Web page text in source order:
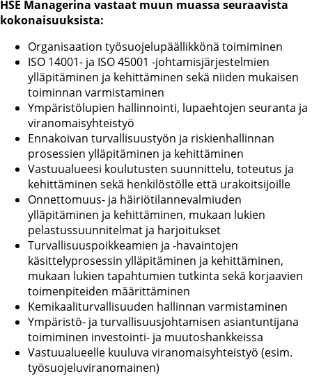
HSE Managerina vastaat muun muassa seuraavista
kokonaisuuksista:
Organisaation työsuojelupäällikkönä toimiminen
ISO 14001- ja ISO 45001 -johtamisjärjestelmien
ylläpitäminen ja kehittäminen sekä niiden mukaisen
toiminnan varmistaminen
Ympäristölupien hallinnointi, lupaehtojen seuranta ja
viranomaisyhteistyö
Ennakoivan turvallisuustyön ja riskienhallinnan
prosessien ylläpitäminen ja kehittäminen
Vastuualueesi koulutusten suunnittelu, toteutus ja
kehittäminen sekä henkilöstölle että urakoitsijoille
Onnettomuus- ja häiriötilannevalmiuden
ylläpitäminen ja kehittäminen, mukaan lukien
pelastussuunnitelmat ja harjoitukset
Turvallisuuspoikkeamien ja -havaintojen
käsittelyprosessin ylläpitäminen ja kehittäminen,
mukaan lukien tapahtumien tutkinta sekä korjaavien
toimenpiteiden määrittäminen
Kemikaaliturvallisuuden hallinnan varmistaminen
Ympäristö- ja turvallisuusjohtamisen asiantuntijana
toimiminen investointi- ja muutoshankkeissa
Vastuualueelle kuuluva viranomaisyhteistyö (esim.
työsuojeluviranomainen)